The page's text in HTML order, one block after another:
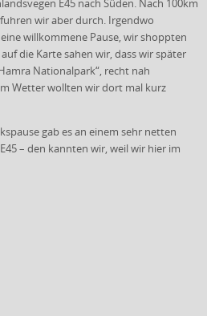
E45 nach Süden. Nach 100km
wir aber durch. Irgendwo
willkommene Pause, wir shoppten
die Karte sahen wir, dass wir später
Nationalpark“, recht nah
Wetter wollten wir dort mal kurz
gab es an einem sehr netten
– den kannten wir, weil wir hier im